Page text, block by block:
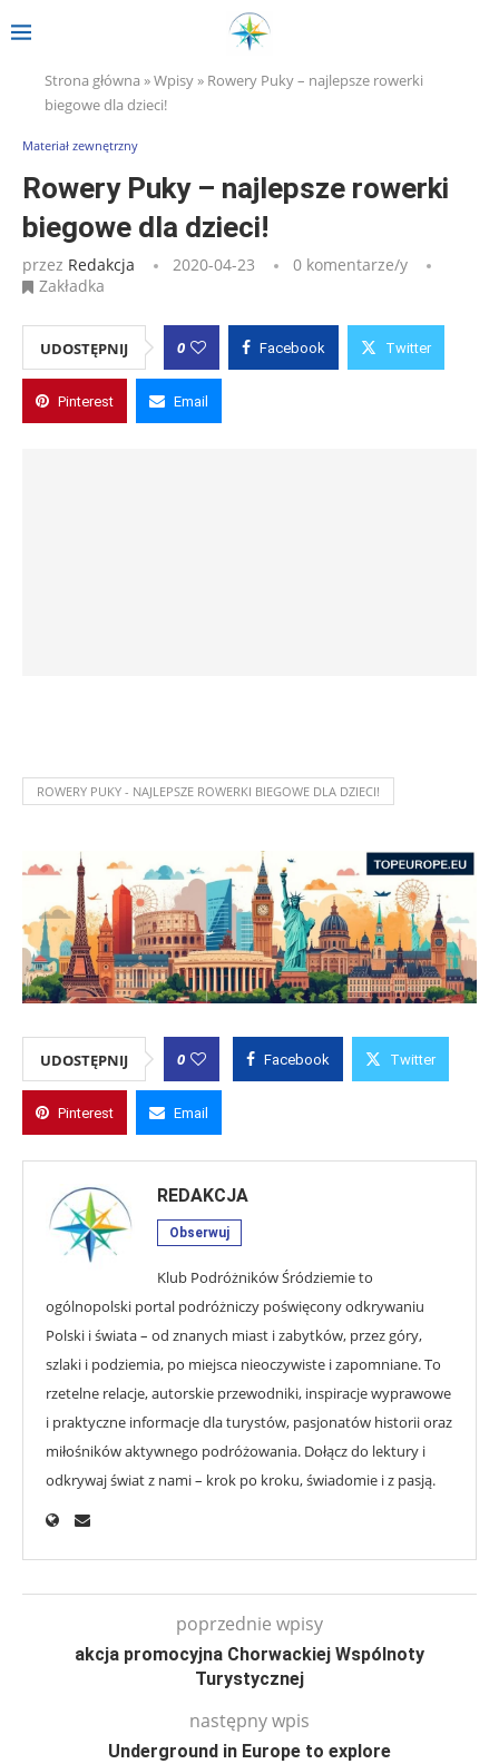
Strona główna »Wpisy» Rowery Puky – najlepsze rowerki
biegowe dla dzieci!
Materiał zewnętrzny
Rowery Puky – najlepsze rowerki
biegowe dla dzieci!
przez Redakcja 2020-04-23
0 komentarze/y
Zakładka
UDOSTĘPNIJ 0 Facebook Twitter
Pinterest Email
ROWERY PUKY - NAJLEPSZE ROWERKI BIEGOWE DLA DZIECI!
UDOSTĘPNIJ 0 Facebook Twitter
Pinterest Email
REDAKCJA
Obserwuj
Klub Podróżników Śródziemie to
ogólnopolski portal podróżniczy poświęcony odkrywaniu
Polski i świata – od znanych miast i zabytków, przez góry,
szlaki i podziemia, po miejsca nieoczywiste i zapomniane. To
rzetelne relacje, autorskie przewodniki, inspiracje wyprawowe
i praktyczne informacje dla turystów, pasjonatów historii oraz
miłośników aktywnego podróżowania. Dołącz do lektury i
odkrywaj świat z nami – krok po kroku, świadomie i z pasją.
poprzednie wpisy
akcja promocyjna Chorwackiej Wspólnoty
Turystycznej
następny wpis
Underground in Europe to explore